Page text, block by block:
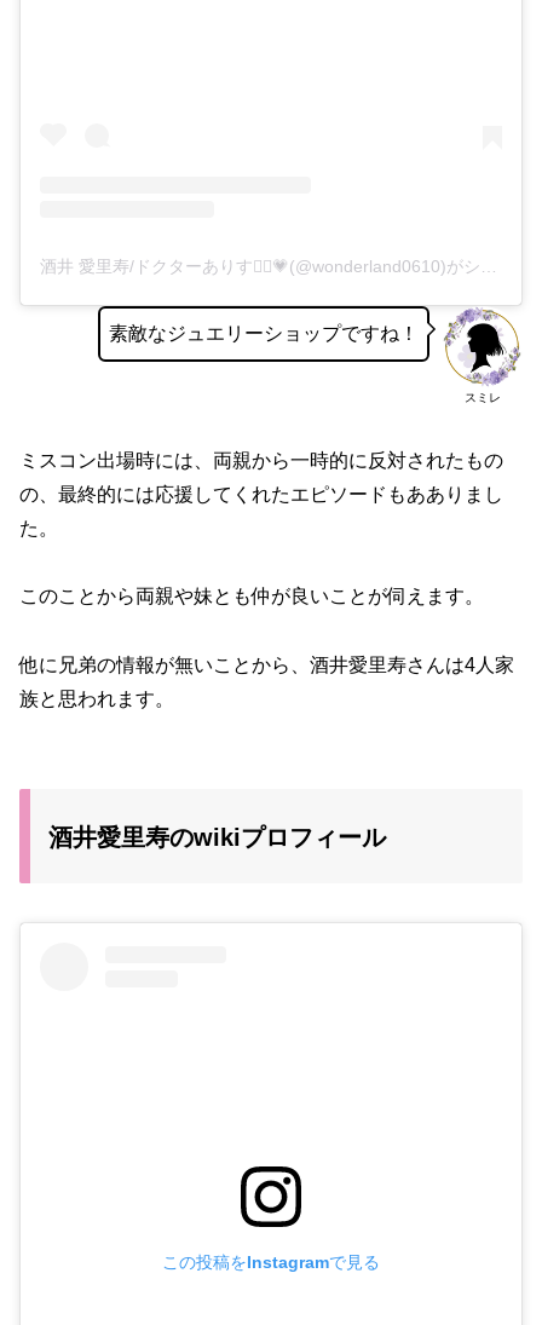
酒井 愛里寿/ドクターありす👩‍⚕️💗(@wonderland0610)がシェアした投稿
スミレ
素敵なジュエリーショップですね！
ミスコン出場時には、両親から一時的に反対されたもの
の、最終的には応援してくれたエピソードもあありまし
た。
このことから両親や妹とも仲が良いことが伺えます。
他に兄弟の情報が無いことから、酒井愛里寿さんは4人家
族と思われます。
酒井愛里寿のwikiプロフィール
この投稿をInstagramで見る